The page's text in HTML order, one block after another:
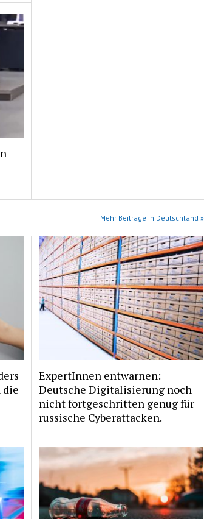
Mehr Beiträge in Deutschland »
die
ExpertInnen entwarnen:
Deutsche Digitalisierung noch
nicht fortgeschritten genug für
russische Cyberattacken.